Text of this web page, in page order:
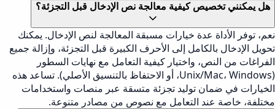
هل يمكنني تخصيص كيفية معالجة نص الإدخال قبل التجزئة؟
نعم، توفر الأداة عدة خيارات مسبقة المعالجة لنص الإدخال. يمكنك
تحويل الإدخال بالكامل إلى الأحرف الكبيرة قبل التجزئة، وإزالة جميع
الفراغات من النص، واختيار كيفية التعامل مع نهايات السطور
(Unix/Mac، Windows، أو الاحتفاظ بالتنسيق الأصلي). تساعد هذه
الخيارات في ضمان توليد تجزئة متسقة عبر منصات واستخدامات
مختلفة، خاصة عند التعامل مع نصوص من مصادر متنوعة.